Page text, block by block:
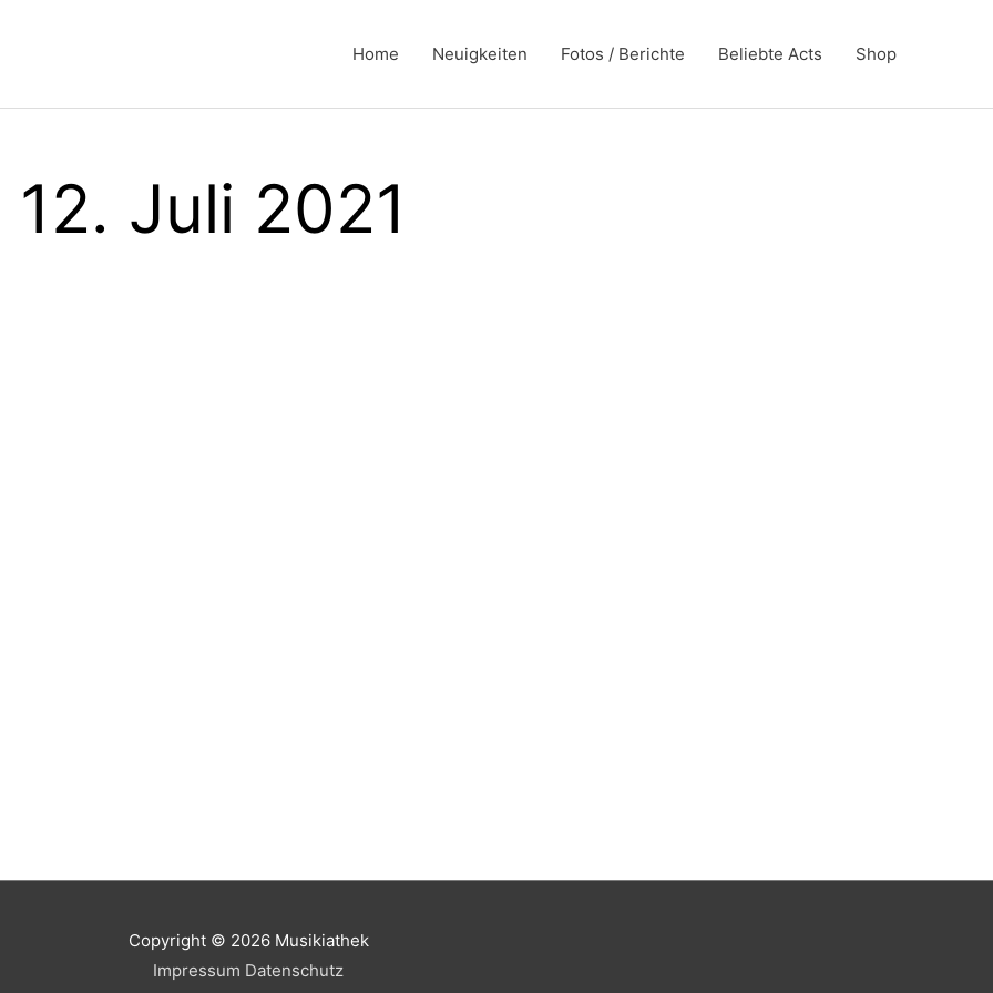
Home Neuigkeiten Fotos / Berichte Beliebte Acts Shop
12. Juli 2021
Copyright © 2026 Musikiathek
Impressum Datenschutz